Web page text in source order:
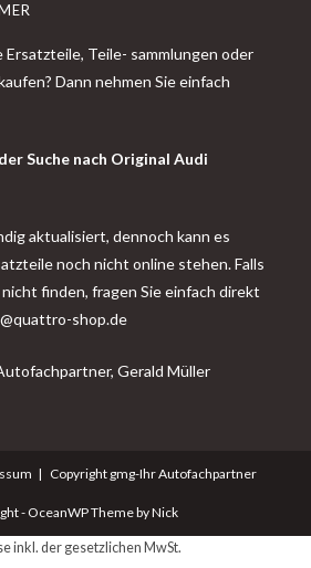
Ersatzteile, Teile- sammlungen oder
Dann nehmen Sie einfach
Suche nach Original Audi
aktualisiert, dennoch kann es
noch nicht online stehen. Falls
finden, fragen Sie einfach direkt
shop.de
Copyright gmg-Ihr Autofachpartner
- OceanWP Theme by Nick
inkl. der gesetzlichen MwSt.